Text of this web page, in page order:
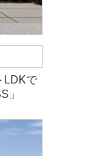
LDKで
」